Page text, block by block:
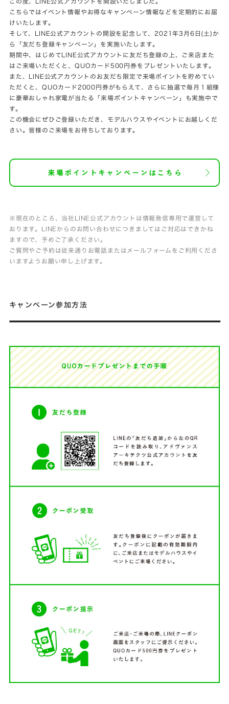
こちらではイベント情報やお得なキャンペーン情報などを定期的にお届
けいたします。
そして、LINE公式アカウントの開設を記念して、2021年3月6日(土)か
ら「友だち登録キャンペーン」を実施いたします。
期間中、はじめてLINE公式アカウントに友だち登録の上、ご来店また
はご来場いただくと、QUOカード500円券をプレゼントいたします。
また、LINE公式アカウントのお友だち限定で来場ポイントを貯めてい
ただくと、QUOカード2000円券がもらえて、さらに抽選で毎月１組様
に豪華おしゃれ家電が当たる「来場ポイントキャンペーン」も実施中で
す。
この機会にぜひご登録いただき、モデルハウスやイベントにお越しくだ
さい。皆様のご来場をお待ちしております。
※現在のところ、当社LINE公式アカウントは情報発信専用で運営して
おります。 LINEからのお問い合わせにつきましてはご対応はできかね
ますので、予めご了承ください。
ご質問やご予約は従来通りお電話またはメールフォームをご利用くださ
いますようお願い申し上げます。
キャンペーン参加方法